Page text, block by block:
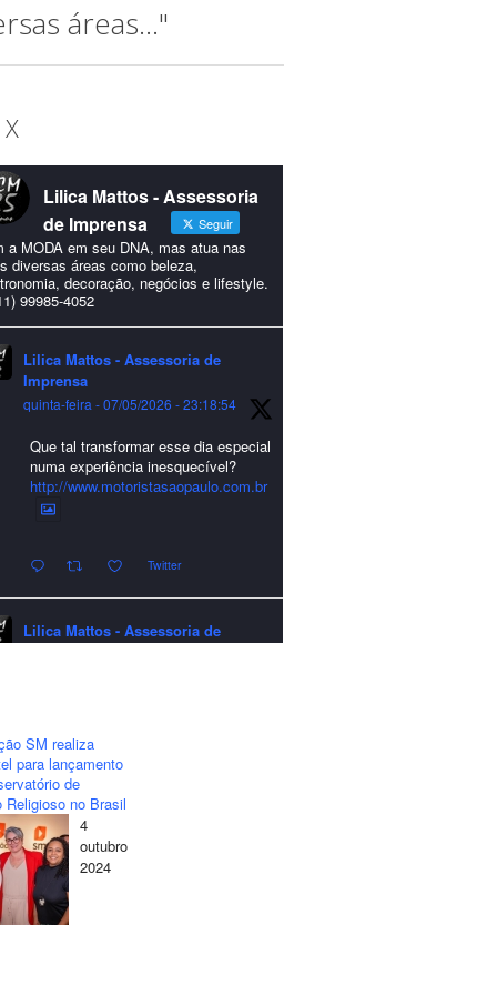
áreas..."
Lilica Mattos - Assessoria
de Imprensa
Seguir
a MODA em seu DNA, mas atua nas
diversas áreas como beleza,
decoração, negócios e lifestyle.
99985-4052
Lilica Mattos - Assessoria de
Imprensa
quinta-feira - 07/05/2026 - 23:18:54
Que tal transformar esse dia especial
numa experiência inesquecível?
http://www.motoristasaopaulo.com.br
Twitter
Lilica Mattos - Assessoria de
excelente Natal e um 2026 repleto de
conquistas e realizações para todos
clientes, jornalistas e amigos que
sempre nos acompanham!🎄✨🥂❤️
#lcmassessoria
#merrychristmas
#happynewyear
SM realiza
para lançamento
de
Religioso no Brasil
4
outubro
2024